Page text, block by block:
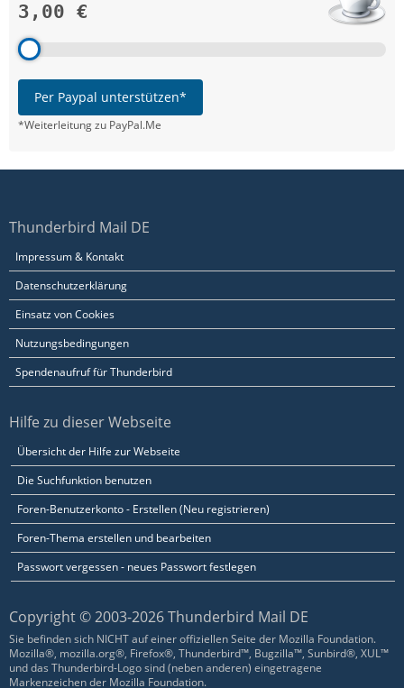
3,00 €
Per Paypal unterstützen*
*Weiterleitung zu PayPal.Me
Thunderbird Mail DE
Impressum & Kontakt
Datenschutzerklärung
Einsatz von Cookies
Nutzungsbedingungen
Spendenaufruf für Thunderbird
Hilfe zu dieser Webseite
Übersicht der Hilfe zur Webseite
Die Suchfunktion benutzen
Foren-Benutzerkonto - Erstellen (Neu registrieren)
Foren-Thema erstellen und bearbeiten
Passwort vergessen - neues Passwort festlegen
Copyright © 2003-2026 Thunderbird Mail DE
Sie befinden sich NICHT auf einer offiziellen Seite der Mozilla Foundation.
Mozilla®, mozilla.org®, Firefox®, Thunderbird™, Bugzilla™, Sunbird®, XUL™
und das Thunderbird-Logo sind (neben anderen) eingetragene
Markenzeichen der Mozilla Foundation.